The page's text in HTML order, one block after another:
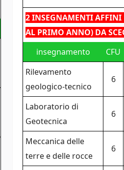
2 INSEGNAMENTI AFFINI
AL PRIMO ANNO) DA
insegnamento CFU
Rilevamento
geologico-tecnico
6
Laboratorio di
Geotecnica
6
Meccanica delle
terre e delle rocce
6